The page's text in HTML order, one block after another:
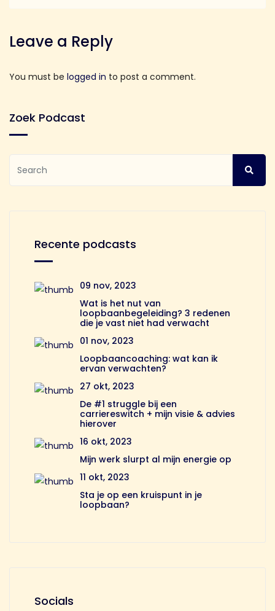
Leave a Reply
You must be logged in to post a comment.
Zoek Podcast
Recente podcasts
09 nov, 2023
Wat is het nut van
loopbaanbegeleiding? 3 redenen
die je vast niet had verwacht
01 nov, 2023
Loopbaancoaching: wat kan ik
ervan verwachten?
27 okt, 2023
De #1 struggle bij een
carriereswitch + mijn visie & advies
hierover
16 okt, 2023
Mijn werk slurpt al mijn energie op
11 okt, 2023
Sta je op een kruispunt in je
loopbaan?
Socials